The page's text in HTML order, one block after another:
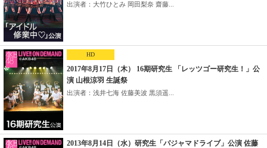
出演者：大竹ひとみ 岡田梨奈 齋藤...
HD
2017年8月17日（木） 16期研究生 「レッツゴー研究生！」公
演 山根涼羽 生誕祭
出演者：浅井七海 佐藤美波 黒須遥...
2013年8月14日（水）研究生「パジャマドライブ」公演 佐藤